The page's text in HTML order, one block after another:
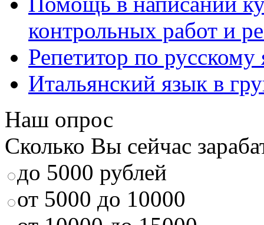
контрольных работ и
Репетитор по русскому
Итальянский язык в
Наш опрос
Сколько Вы сейчас
до 5000 рублей
от 5000 до 10000